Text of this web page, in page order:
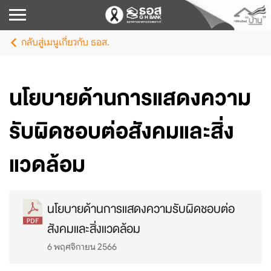
กลับสู่เมนูเกี่ยวกับ ธอส.
นโยบายด้านการแสดงความ
รับผิดชอบต่อสังคมและสิ่ง
แวดล้อม
นโยบายด้านการแสดงความรับผิดชอบต่อ
สังคมและสิ่งแวดล้อม
6 พฤศจิกายน 2566